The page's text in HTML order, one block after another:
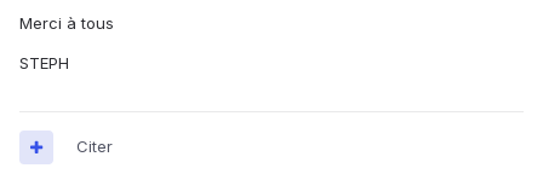
Merci à tous
STEPH
Citer